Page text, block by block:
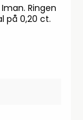
Ringen
på 0,20 ct.